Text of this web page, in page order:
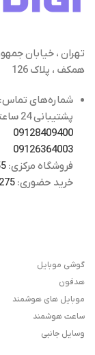
تهران ، خیابان
همکف ، پلاک 126
شماره‌های تماس:
پشتیبانی 24 ساعته:
09128409400
09126364003
فروشگاه مرکزی:
خرید حضوری:
گوشی موبایل
هدفون
موبایل های هوشمند
ساعت هوشمند
وسایل جانبی